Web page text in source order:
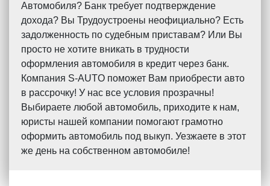
Автомобиля? Банк требует подтверждение
дохода? Вы Трудоустроены неофициально? Есть
задолженность по судебным приставам? Или Вы
просто не хотите вникать в трудности
оформления автомобиля в кредит через банк.
Компания S-AUTO поможет Вам приобрести авто
в рассрочку! У нас все условия прозрачны!
Выбираете любой автомобиль, приходите к нам,
юристы нашей компании помогают грамотно
оформить автомобиль под выкуп. Уезжаете в этот
же день на собственном автомобиле!